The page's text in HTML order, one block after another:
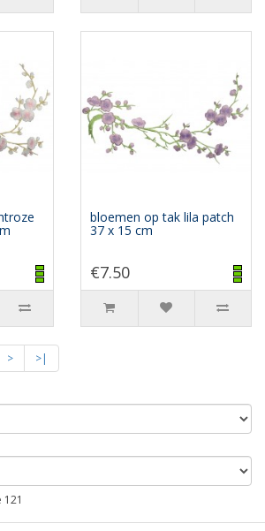
bloemen op tak lila patch
37 x 15 cm
€7.50
> >|